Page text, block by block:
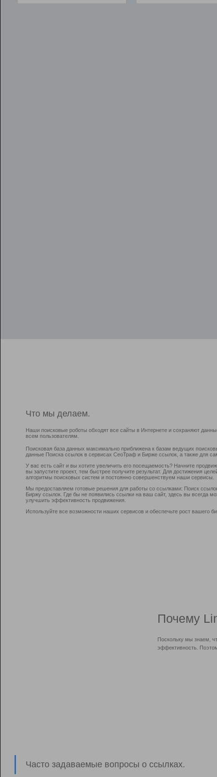
Что мы делаем.
Наши поисковые роботы обходят все сайты в Интернете и сохраняют
всем пользователям.
Поисковая база данных максимально приближена к базам ведущих
данные Поиска ссылок в сервисах СеоТраф и Бирже ссылок, а также для
У вас есть сайт и вы хотите увеличить его посещаемость? Начните
вы запустите проект, тем быстрее получите результат. Для достижения
алгоритмы поисковых систем и постоянно совершенствуем наши сервисы.
Мы предоставляем готовые решения для работы со ссылками: Поиск
Биржу ссылок. Где бы не появились ссылки на ваш сайт, здесь вы всегда
улучшить эффективность продвижения.
Используйте все возможности наших сервисов и обеспечьте рост вашего
Почему
Поскольку мы знаем,
эффективность.
Часто задаваемые вопросы о ссылках.